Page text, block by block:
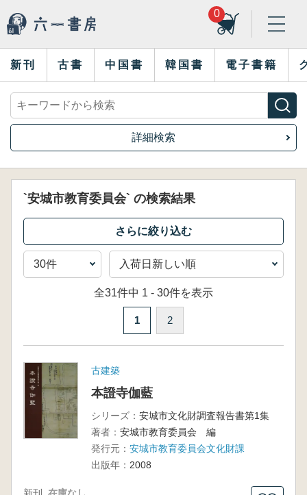
0
新刊 古書 中国書 韓国書 電子書籍
詳細検索
`安城市教育委員会` の検索結果
全31件中 1 - 30件を表示
1 2
古建築
本證寺伽藍
シリーズ： 安城市文化財調査報告書第1集
著者： 安城市教育委員会 編
発行元： 安城市教育委員会文化財課
出版年： 2008